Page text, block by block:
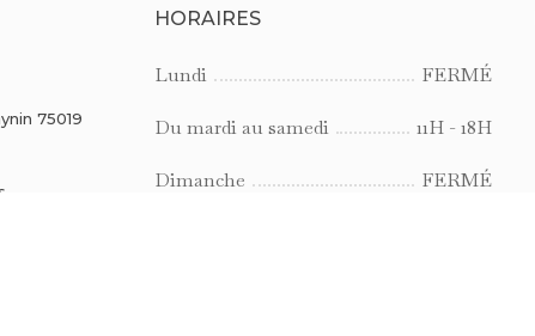
75019
HORAIRES
Lundi FERMÉ
Du mardi au samedi 11H - 18H
Dimanche FERMÉ